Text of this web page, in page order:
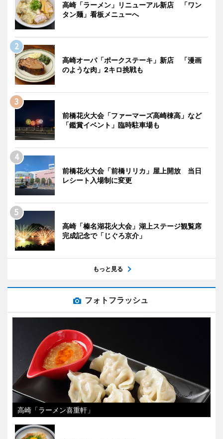
高崎「ラーメン」リニューアル新店 「ワン
タン麺」看板メニューへ
高崎オーパ「ポークステーキ」新店 「漫画
のような肉」2キロ挑戦も
前橋花火大会「ファーマーズ高崎棟高」など
「鑑賞イベント」臨時駐車場も
前橋花火大会「前橋リリカ」屋上開放 当日
レシート入場制に変更
高崎「榛名湖花火大会」湖上ステージ観覧席
完成記念で「じぐろ京介」
もっと見る
フォトフラッシュ
高崎「ラーメン喜重軒」